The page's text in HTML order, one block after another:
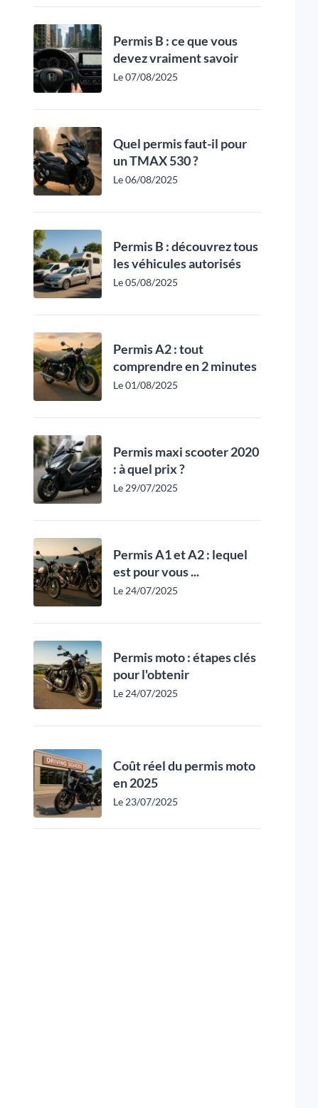
Permis B : ce que vous
devez vraiment savoir
Le 07/08/2025
Quel permis faut-il pour
un TMAX 530 ?
Le 06/08/2025
Permis B : découvrez tous
les véhicules autorisés
Le 05/08/2025
Permis A2 : tout
comprendre en 2 minutes
Le 01/08/2025
Permis maxi scooter 2020
: à quel prix ?
Le 29/07/2025
Permis A1 et A2 : lequel
est pour vous ...
Le 24/07/2025
Permis moto : étapes clés
pour l'obtenir
Le 24/07/2025
Coût réel du permis moto
en 2025
Le 23/07/2025